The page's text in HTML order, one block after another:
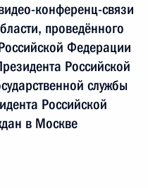
конференц-связи
проведённого
Федерации
Российской
службы
Российской
в Москве